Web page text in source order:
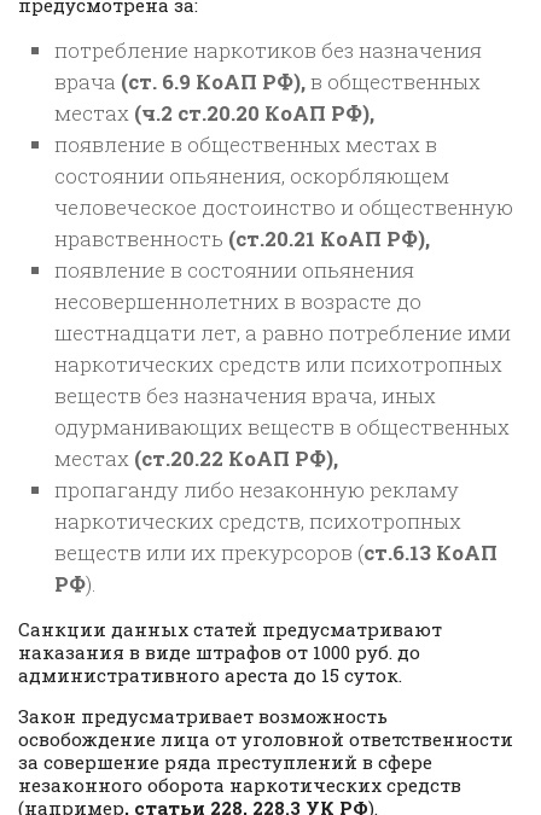
потребление наркотиков без назначения
врача (ст. 6.9 КоАП РФ),в общественных
местах (ч.2 ст.20.20 КоАП РФ),
появление в общественных местах в
состоянии опьянения, оскорбляющем
человеческое достоинство и общественную
нравственность (ст.20.21 КоАП РФ),
появление в состоянии опьянения
несовершеннолетних в возрасте до
шестнадцати лет, а равно потребление ими
наркотических средств или психотропных
веществ без назначения врача, иных
одурманивающих веществ в общественных
местах (ст.20.22 КоАП РФ),
пропаганду либо незаконную рекламу
наркотических средств, психотропных
веществ или их прекурсоров (ст.6.13 КоАП
РФ).
Санкции данных статей предусматривают
наказания в виде штрафов от 1000 руб. до
административного ареста до 15 суток.
Закон предусматривает возможность
освобождение лица от уголовной ответственности
за совершение ряда преступлений в сфере
незаконного оборота наркотических средств
(например, статьи 228, 228.3 УК РФ).